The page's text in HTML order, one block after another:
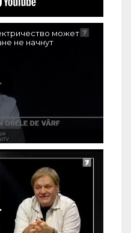
может
не начнут